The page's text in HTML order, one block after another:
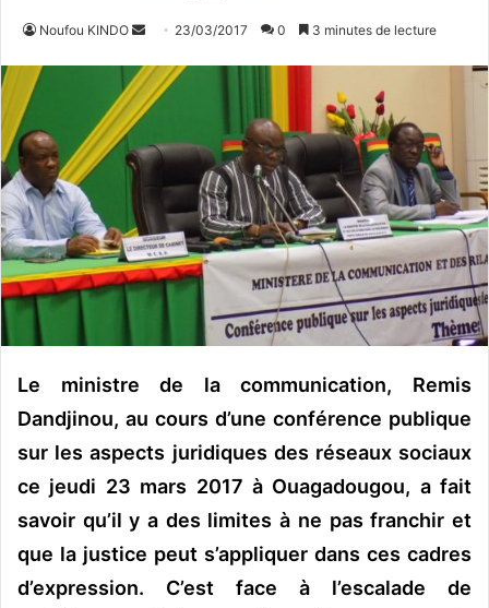
Noufou KINDO
v
o
e
u
n
c
o
r
e
l
23/03/2017 0 3 minutes de lecture
Le ministre de la communication, Remis
Dandjinou, au cours d’une conférence publique
sur les aspects juridiques des réseaux sociaux
ce jeudi 23 mars 2017 à Ouagadougou, a fait
savoir qu’il y a des limites à ne pas franchir et
que la justice peut s’appliquer dans ces cadres
d’expression. C’est face à l’escalade de